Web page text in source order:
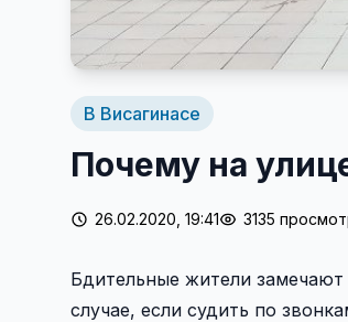
В Висагинасе
Почему на
26.02.2020, 19:41 3135
Бдительные жители
случае, если судить по